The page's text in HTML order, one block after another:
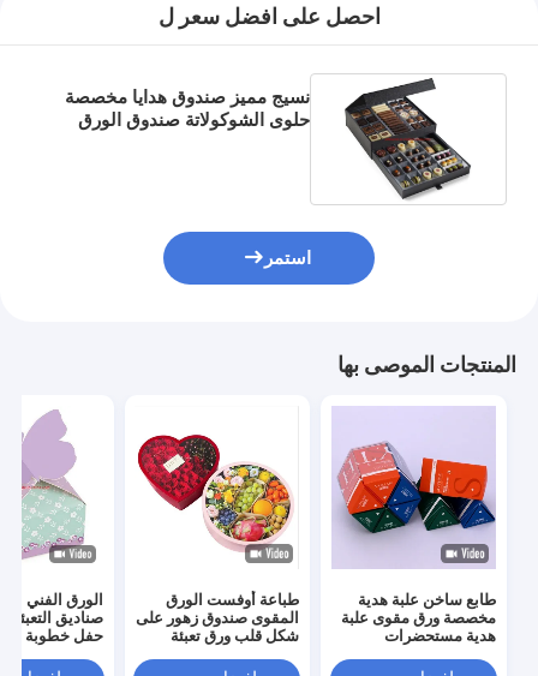
احصل على افضل سعر ل
نسيج مميز صندوق هدايا مخصصة
حلوى الشوكولاتة صندوق الورق
استمر
المنتجات الموصى بها
طابع ساخن علبة هدية
مخصصة ورق مقوى علبة
هدية مستحضرات
طباعة أوفست الورق
المقوى صندوق زهور على
شكل قلب ورق تعبئة
الورق الفني
صناديق التعبئة
حفل خطوبة